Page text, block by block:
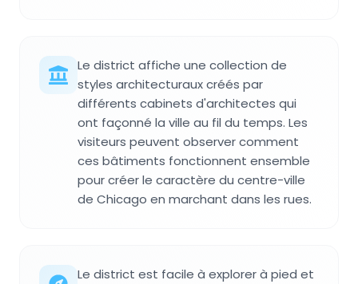
Le district affiche une collection de
styles architecturaux créés par
différents cabinets d'architectes qui
ont façonné la ville au fil du temps. Les
visiteurs peuvent observer comment
ces bâtiments fonctionnent ensemble
pour créer le caractère du centre-ville
de Chicago en marchant dans les rues.
Le district est facile à explorer à pied et